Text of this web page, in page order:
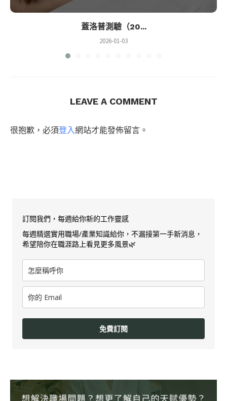
蓋洛普測驗（20...
2026-01-03
LEAVE A COMMENT
很抱歉，必須登入網站才能發佈留言。
訂閱我們，每週給你新的工作靈感
每週精選實用職場/產業知識給你，不漏接第一手新消息，
希望陪你在職涯路上看見更多風景🌿
免費訂閱